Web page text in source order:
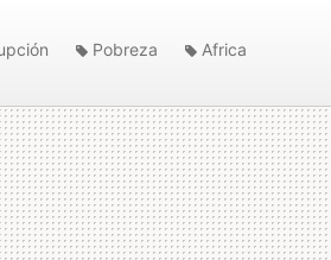
Pobreza Africa